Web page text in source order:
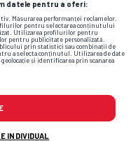
datele pentru a oferi:
Măsurarea performanței reclamelor.
pentru selectarea conținutului
Utilizarea profilurilor pentru
pentru publicitate personalizată.
prin statistici sau combinații de
a selecta conținutul. Utilizarea de date
și identificarea prin scanarea
INDIVIDUAL